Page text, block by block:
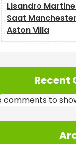
Lisandro
Saat
Aston Villa
Recent
comments to